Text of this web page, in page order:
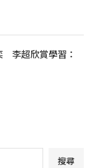
李超欣賞學習：
搜尋